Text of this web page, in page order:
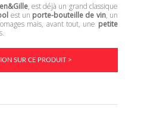
, est déjà un grand classique
est un porte-bouteille de vin, un
mais, avant tout, une petite
SUR CE PRODUIT >